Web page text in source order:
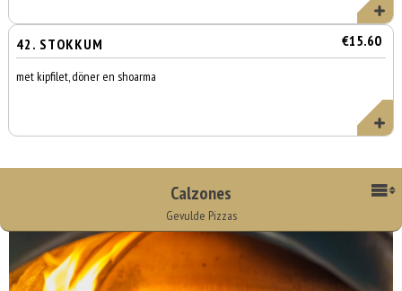
42. STOKKUM €15.60
met kipfilet, döner en shoarma
Calzones
Gevulde Pizzas